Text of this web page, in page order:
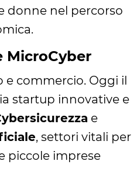
donne nel percorso
MicroCyber
e commercio. Oggi il
startup innovative e
e
, settori vitali per
piccole imprese